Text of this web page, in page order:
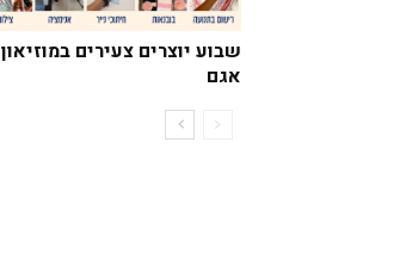
שבוע יוצרים צעירים במוזיאון
אגם